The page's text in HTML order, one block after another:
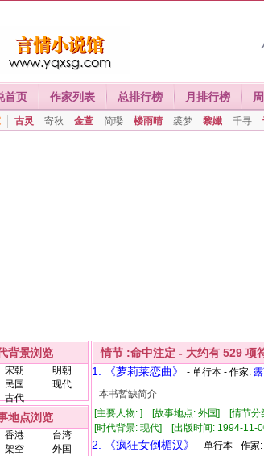
首页 作家列表 总排行榜 月排行榜
古灵 寄秋 金萱 简璎 楼雨晴 裘梦 黎孅 千寻
背景浏览
宋朝
明朝
民国
现代
古代
地点浏览
香港
台湾
架空
外国
情节 :命中注定 - 大约有 529 项
1. 《萝莉莱恋曲》
- 单行本 - 作家:
本书暂缺简介
[主要人物: ] [故事地点: 外国] [情节分
[时代背景: 现代] [出版时间: 1994-
2. 《疯狂女倒楣汉》 - 单行本 - 作家: